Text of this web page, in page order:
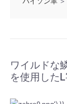
ワイルドな
を使用した